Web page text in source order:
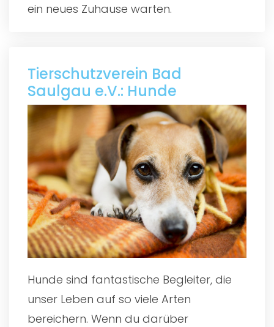
ein neues Zuhause warten.
Tierschutzverein Bad
Saulgau e.V.: Hunde
Hunde sind fantastische Begleiter, die
unser Leben auf so viele Arten
bereichern. Wenn du darüber